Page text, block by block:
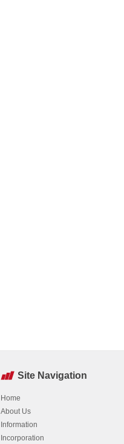
Site Navigation
Home
About Us
Information
Incorporation